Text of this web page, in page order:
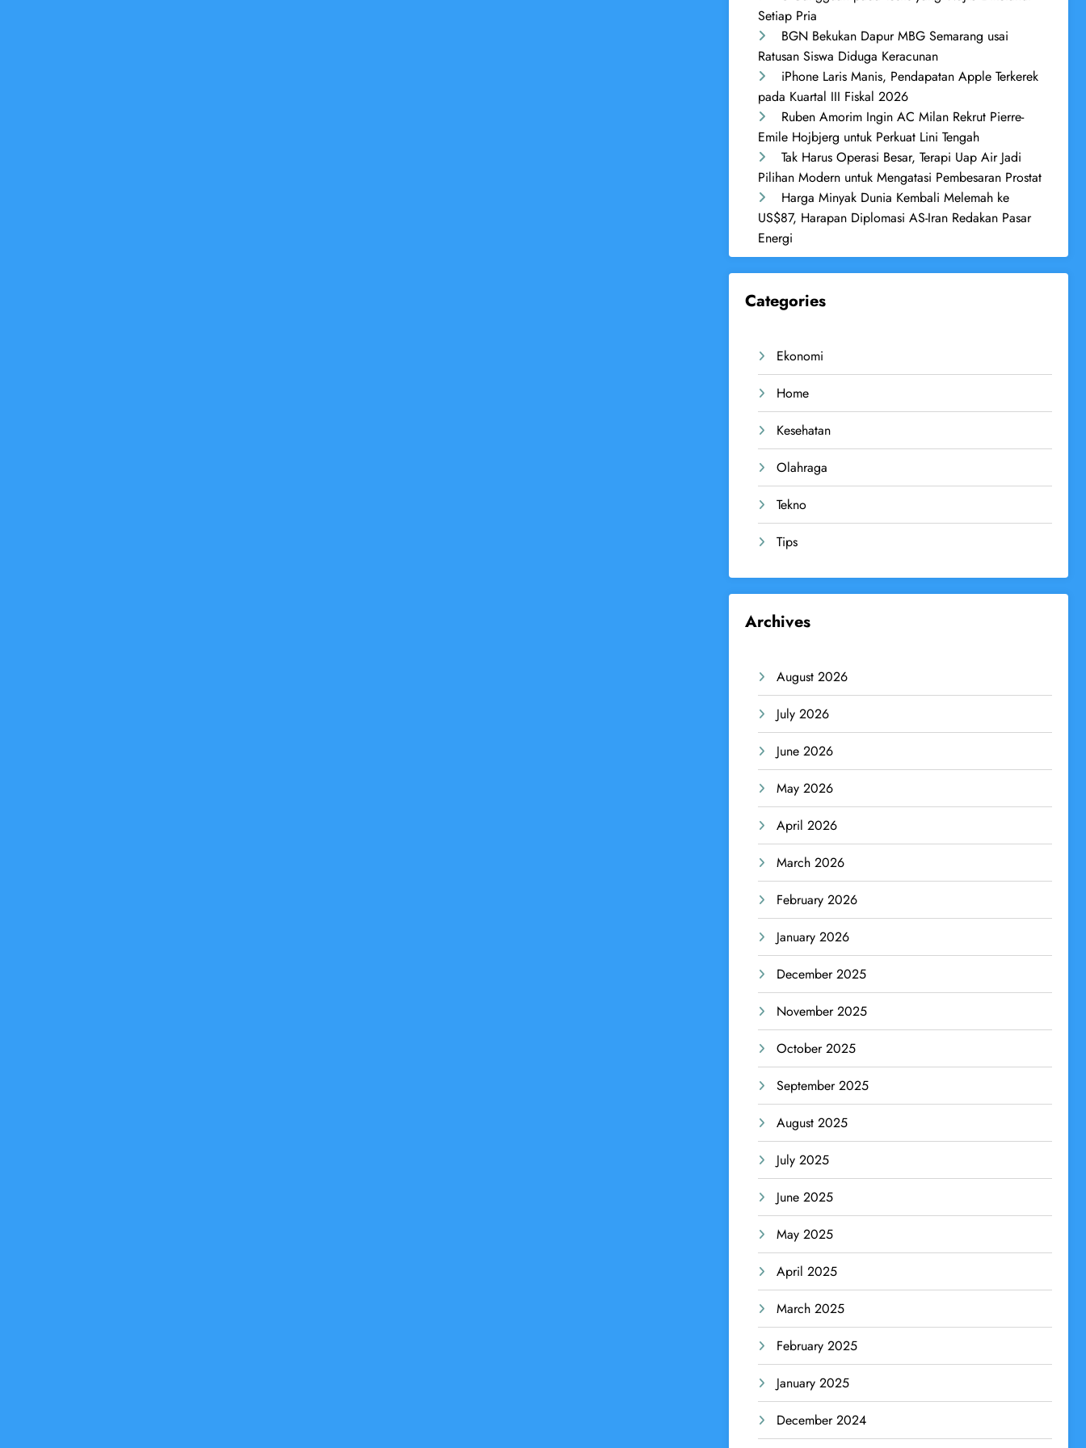
Setiap Pria
BGN Bekukan Dapur MBG Semarang usai
Ratusan Siswa Diduga Keracunan
iPhone Laris Manis, Pendapatan Apple Terkerek
pada Kuartal III Fiskal 2026
Ruben Amorim Ingin AC Milan Rekrut Pierre-
Emile Hojbjerg untuk Perkuat Lini Tengah
Tak Harus Operasi Besar, Terapi Uap Air Jadi
Pilihan Modern untuk Mengatasi Pembesaran Prostat
Harga Minyak Dunia Kembali Melemah ke
US$87, Harapan Diplomasi AS-Iran Redakan Pasar
Energi
Categories
Ekonomi
Home
Kesehatan
Olahraga
Tekno
Tips
Archives
August 2026
July 2026
June 2026
May 2026
April 2026
March 2026
February 2026
January 2026
December 2025
November 2025
October 2025
September 2025
August 2025
July 2025
June 2025
May 2025
April 2025
March 2025
February 2025
January 2025
December 2024